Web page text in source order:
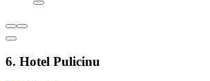
6. Hotel Pulicinu